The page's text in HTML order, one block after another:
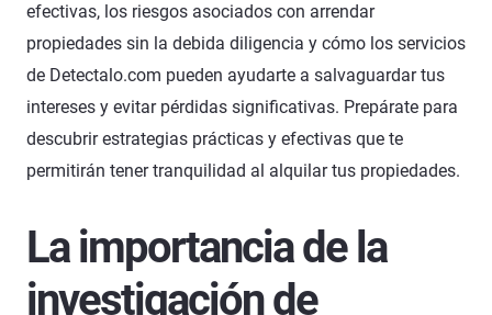
efectivas, los riesgos asociados con arrendar
propiedades sin la debida diligencia y cómo los servicios
de Detectalo.com pueden ayudarte a salvaguardar tus
intereses y evitar pérdidas significativas. Prepárate para
descubrir estrategias prácticas y efectivas que te
permitirán tener tranquilidad al alquilar tus propiedades.
La importancia de la
investigación de